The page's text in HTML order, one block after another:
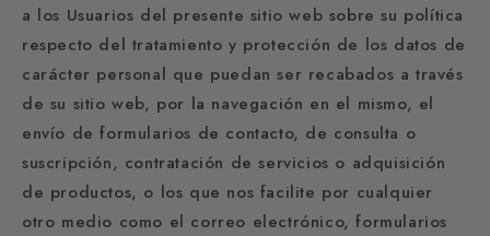
a los Usuarios del presente sitio web sobre su política
respecto del tratamiento y protección de los datos de
carácter personal que puedan ser recabados a través
de su sitio web, por la navegación en el mismo, el
envío de formularios de contacto, de consulta o
suscripción, contratación de servicios o adquisición
de productos, o los que nos facilite por cualquier
otro medio como el correo electrónico, formularios